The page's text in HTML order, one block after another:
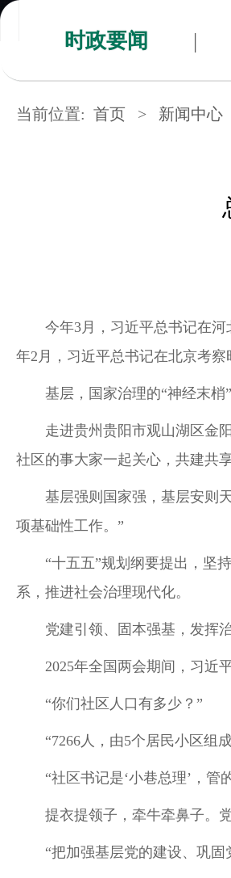
时政要闻 |
当前位置: 首页 > 新闻中心
今年3月，习近平总书记在
年2月，习近平总书记在北京考
基层，国家治理的“神经末梢”
走进贵州贵阳市观山湖区金
社区的事大家一起关心，共建共
基层强则国家强，基层安则
项基础性工作。”
“十五五”规划纲要提出，坚
系，推进社会治理现代化。
党建引领、固本强基，发挥
2025年全国两会期间，习近
“你们社区人口有多少？”
“7266人，由5个居民小区组
“社区书记是‘小巷总理’，管
提衣提领子，牵牛牵鼻子。
“把加强基层党的建设、巩固